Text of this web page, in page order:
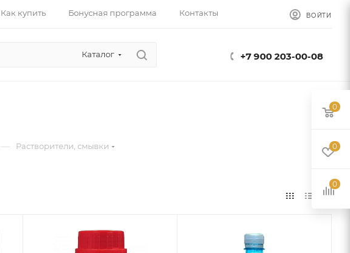
Как купить Бонусная программа Контакты ВОЙТИ
Каталог +7 900 203-00-08
— Растворители, смывки
0
0
0